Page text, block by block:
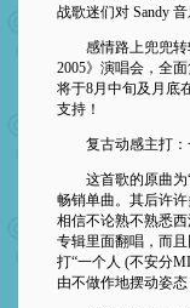
战歌迷们对 Sandy 音
感情路上兜兜转
2005》演唱会，全
将于8月中旬及月底
支持！
复古动感主打：
这首歌的原曲为
畅销单曲。其后许
相信不论熟不熟悉
专辑里面翻唱，而
打“一个人 (不安分
由不做作地摆动姿态